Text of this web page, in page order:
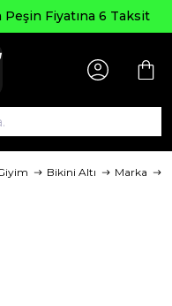
6 Taksit
Bikini Altı Marka